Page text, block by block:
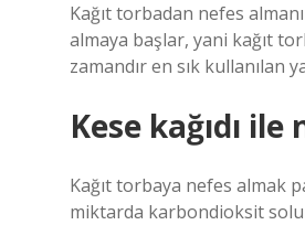
Kağıt torbadan nefes
almaya başlar, yani kağıt
zamandır en sık kullanılan
Kese kağıdı
Kağıt torbaya nefes almak
miktarda karbondioksit